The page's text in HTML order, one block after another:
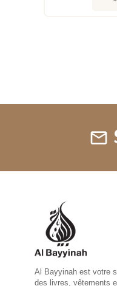
mail
Al Bayyinah est votre
des livres, vêtements